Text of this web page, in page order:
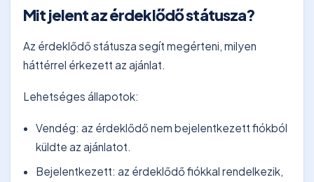
Mit jelent az érdeklődő státusza?
Az érdeklődő státusza segít megérteni, milyen
háttérrel érkezett az ajánlat.
Lehetséges állapotok:
Vendég: az érdeklődő nem bejelentkezett fiókból
küldte az ajánlatot.
Bejelentkezett: az érdeklődő fiókkal rendelkezik,